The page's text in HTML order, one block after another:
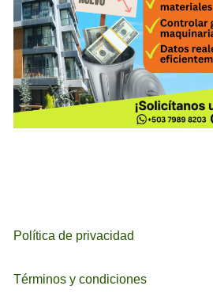
Política de privacidad
Términos y condiciones